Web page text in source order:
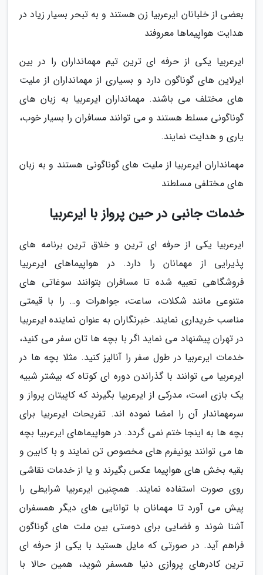
بعضی از خلبانان ایرعربیا زن هستند و به تبحر بسیار زیاد در
هدایت هواپیماها معروفند
ایرعربیا یکی از حرفه ای ترین تیم مهمانداران را در بین
ایرلاین های گوناگون دارد و بسیاری از مهمانداران از ملیت
های مختلف می باشند. مهمانداران ایرعربیا به زبان های
گوناگونی مسلط هستند و می توانند مسافران را بسیار خوب،
یاری و هدایت نمایند.
مهمانداران ایرعربیا از ملیت های گوناگونی هستند و به زبان
های مختلفی مسلطند
خدمات جانبی در حین پرواز با ایرعربیا
ایرعربیا یکی از حرفه ای ترین و خلاق ترین برنامه های
پذیرایی از مهمانان را دارد. در هواپیماهای ایرعربیا
فروشگاهی تعبیه شده تا مسافران بتوانند سوغاتی های
متنوعی مانند شکلات، ساعت، جواهرات و… را با قیمتی
مناسب خریداری نمایند. خبرنگاران به عنوان نماینده ایرعربیا
در تهران پیشنهاد می نماید اگر با بچه ها تان سفر می کنید،
خدمات ایرعربیا در طول سفر را آنالیز کنید. مثلا بچه ها در
ایرعربیا می توانند با گذراندن دوره ای کوتاه که بیشتر شبیه
یک بازی است، مدرکی از ایرعربیا بگیرند که کاپیتان پرواز و
سرمهماندار آن را امضا نموده اند. تفریحات ایرعربیا برای
بچه ها به اینجا ختم نمی گردد. در هواپیماهای ایرعربیا بچه
ها می توانند یونیفرم های مخصوص تن نمایند و با کابین و
بقیه بخش های هواپیما عکس بگیرند و یا از خدمات نقاشی
روی صورت استفاده نمایند. همچنین ایرعربیا شرایطی را
پیش می آورد تا مهمانان با توانایی های دیگر همسفران
آشنا شوند و فضایی برای دوستی بین ملت های گوناگون
فراهم آید. در صورتی که مایل هستید با یکی از حرفه ای
ترین کادرهای پروازی دنیا همسفر شوید، همین حالا با